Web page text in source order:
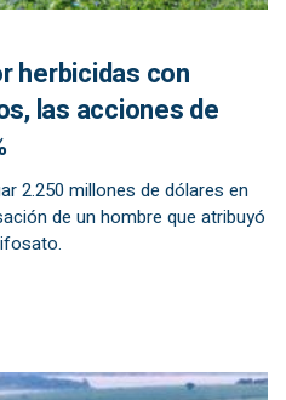
herbicidas con
las acciones de
2.250 millones de dólares en
de un hombre que atribuyó